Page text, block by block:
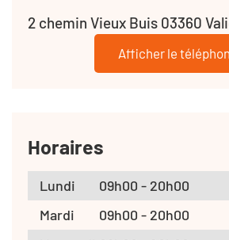
2 chemin Vieux Buis 03360
Afficher le
Horaires
Lundi
09h00 - 20h00
Mardi
09h00 - 20h00